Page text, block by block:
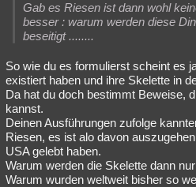
Gab es Riesen ist dann wohl
besser : warum werden diese
beseitigt ........
So wie du es formulierst scheint es
existiert haben und ihre Skelette in
Da hat du doch bestimmt Beweise,
kannst.
Deinen Ausführungen zufolge
Riesen, es ist alo davon
USA gelebt haben.
Warum werden die Skelette dann
Warum wurden weltweit bisher so